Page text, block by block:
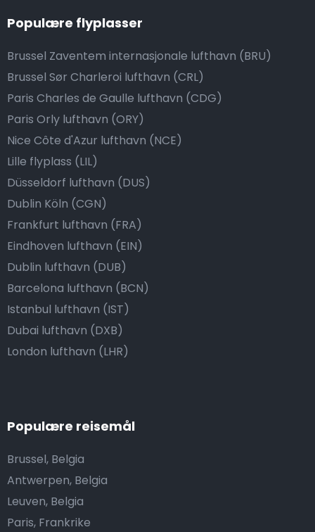
Populære flyplasser
Brussel Zaventem internasjonale lufthavn (BRU)
Brussel Sør Charleroi lufthavn (CRL)
Paris Charles de Gaulle lufthavn (CDG)
Paris Orly lufthavn (ORY)
Nice Côte d'Azur lufthavn (NCE)
Lille flyplass (LIL)
Düsseldorf lufthavn (DUS)
Dublin Köln (CGN)
Frankfurt lufthavn (FRA)
Eindhoven lufthavn (EIN)
Dublin lufthavn (DUB)
Barcelona lufthavn (BCN)
Istanbul lufthavn (IST)
Dubai lufthavn (DXB)
London lufthavn (LHR)
Populære reisemål
Brussel, Belgia
Antwerpen, Belgia
Leuven, Belgia
Paris, Frankrike